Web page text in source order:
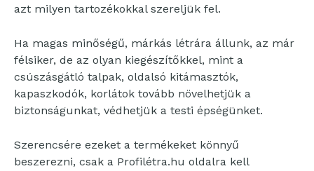
azt milyen tartozékokkal szereljük fel.
Ha magas minőségű, márkás létrára állunk, az már
félsiker, de az olyan kiegészítőkkel, mint a
csúszásgátló talpak, oldalsó kitámasztók,
kapaszkodók, korlátok tovább növelhetjük a
biztonságunkat, védhetjük a testi épségünket.
Szerencsére ezeket a termékeket könnyű
beszerezni, csak a Profilétra.hu oldalra kell